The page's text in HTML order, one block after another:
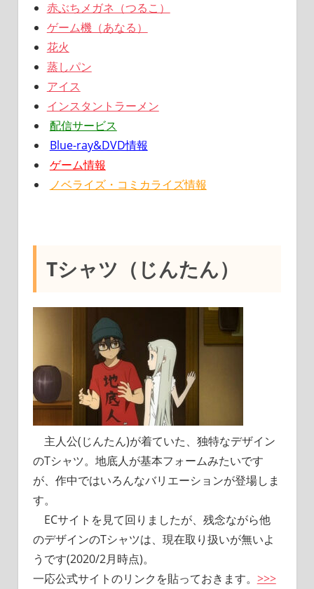
赤ぶちメガネ（つるこ）
ゲーム機（あなる）
花火
蒸しパン
アイス
インスタントラーメン
配信サービス
Blue-ray&DVD情報
ゲーム情報
ノベライズ・コミカライズ情報
Tシャツ（じんたん）
主人公(じんたん)が着ていた、独特なデザイン
のTシャツ。地底人が基本フォームみたいです
が、作中ではいろんなバリエーションが登場しま
す。
ECサイトを見て回りましたが、残念ながら他
のデザインのTシャツは、現在取り扱いが無いよ
うです(2020/2月時点)。
一応公式サイトのリンクを貼っておきます。 >>>